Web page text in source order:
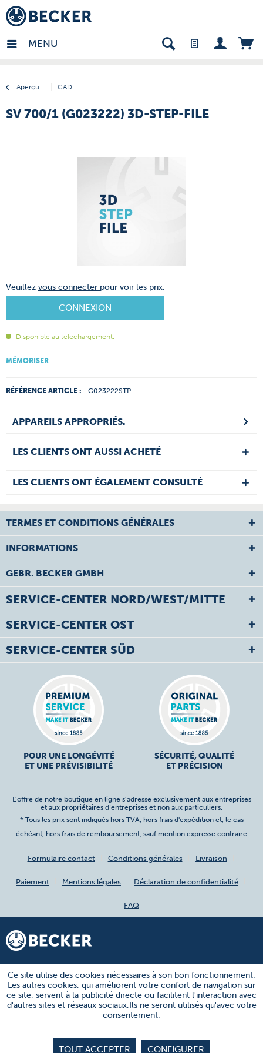
MENU
Aperçu CAD
- FR
SV 700/1 (G023222) 3D-STEP-FILE
Veuillez vous connecter pour voir les prix.
CONNEXION
Disponible au téléchargement.
MÉMORISER
RÉFÉRENCE ARTICLE : G023222STP
APPAREILS APPROPRIÉS.
LES CLIENTS ONT AUSSI ACHETÉ
LES CLIENTS ONT ÉGALEMENT CONSULTÉ
TERMES ET CONDITIONS GÉNÉRALES
INFORMATIONS
GEBR. BECKER GMBH
SERVICE-CENTER NORD/WEST/MITTE
SERVICE-CENTER OST
SERVICE-CENTER SÜD
POUR UNE LONGÉVITÉ
ET UNE PRÉVISIBILITÉ
SÉCURITÉ, QUALITÉ
ET PRÉCISION
L’offre de notre boutique en ligne s’adresse exclusivement aux entreprises
et aux propriétaires d’entreprises et non aux particuliers.
* Tous les prix sont indiqués hors TVA, hors frais d'expéditionet, le cas
échéant, hors frais de remboursement, sauf mention expresse contraire
Formulaire contact Conditions générales Livraison
Paiement Mentions légales Déclaration de confidentialité
FAQ
Ce site utilise des cookies nécessaires à son bon fonctionnement.
Les autres cookies, qui améliorent votre confort de navigation sur
ce site, servent à la publicité directe ou facilitent l'interaction avec
d'autres sites et réseaux sociaux,Ils ne seront utilisés qu'avec votre
consentement.
TOUT ACCEPTER CONFIGURER